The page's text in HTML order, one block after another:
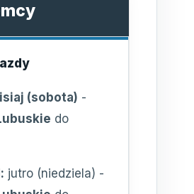
(sobota) -
do
jutro (niedziela) -